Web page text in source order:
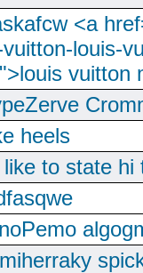
<a
louis-
vuitton
heels
like to state hi